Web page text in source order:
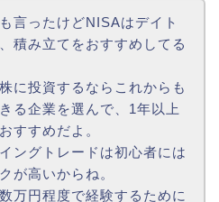
言ったけどNISAはデイト
積み立てをおすすめしてる
に投資するならこれからも
る企業を選んで、1年以上
すすめだよ。
ングトレードは初心者には
が高いからね。
万円程度で経験するために